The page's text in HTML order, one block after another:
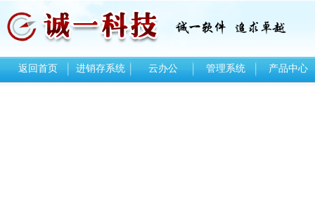
返回首页 进销存系统 云办公 管理系统 产品中心